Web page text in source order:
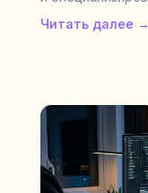
Читать далее →